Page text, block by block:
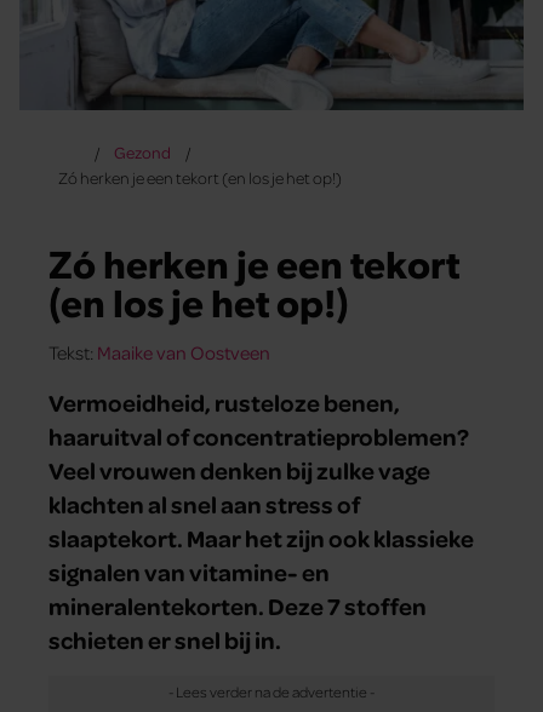
Gezond
Zó herken je een tekort (en los je het op!)
Zó herken je een tekort
(en los je het op!)
Tekst: Maaike van Oostveen
Vermoeidheid, rusteloze benen,
haaruitval of concentratieproblemen?
Veel vrouwen denken bij zulke vage
klachten al snel aan stress of
slaaptekort. Maar het zijn ook klassieke
signalen van vitamine- en
mineralentekorten. Deze 7 stoffen
schieten er snel bij in.